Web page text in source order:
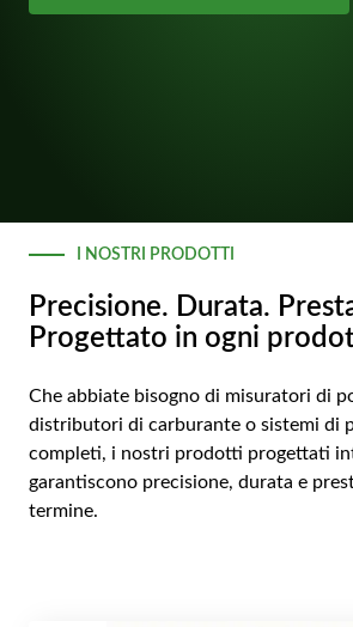
I NOSTRI PRODOTTI
Precisione. Durata.
Progettato in ogni
Che abbiate bisogno di misuratori di
distributori di carburante o sistemi di
completi, i nostri prodotti progettati
garantiscono precisione, durata e
termine.